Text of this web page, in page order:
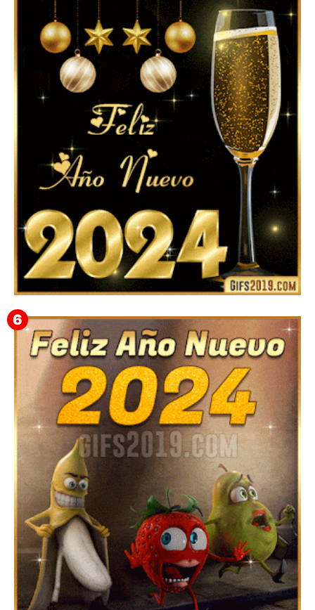
▷ Happy New Year 2026 GiF 【º‿º】
Feliz Año Nuevo 2024: Mensajes, Frases, Imágenes
GIF para Compartir en WhatsApp, Telegram e
Instagram